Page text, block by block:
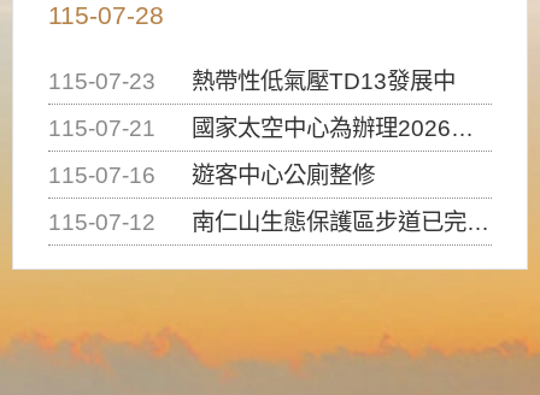
115-07-28
115-07-23
熱帶性低氣壓TD13發展中
115-07-21
國家太空中心為辦理2026台灣盃火箭競賽，陸、海、空域警戒及協調相關事宜，因颱風備案事宜
115-07-16
遊客中心公廁整修
115-07-12
南仁山生態保護區步道已完成修復，自115年7月13日（星期一）起恢復開放入園，歡迎民眾依規定申請入園....